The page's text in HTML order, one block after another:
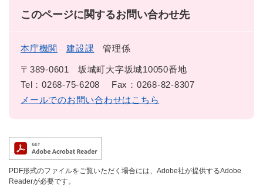
このページに関するお問い合わせ先
本庁機関 建設課 管理係
〒389-0601
坂城町大字坂城10050番地
Tel：0268-75-6208
Fax：0268-82-8307
メールでのお問い合わせはこちら
PDF形式のファイルをご覧いただく場合には、Adobe社が提供するAdobe
Readerが必要です。